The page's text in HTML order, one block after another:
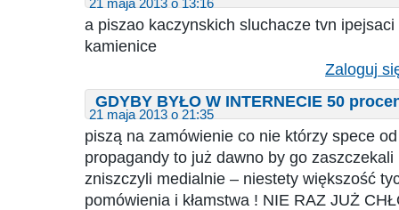
21 maja 2013 o 13:16
a piszao kaczynskich sluchacze tvn
kamienice
Zaloguj
GDYBY BYŁO W INTERNECIE 50
21 maja 2013 o 21:35
piszą na zamówienie co nie którzy spece
propagandy to już dawno by go zaszczekali
zniszczyli medialnie – niestety większość
pomówienia i kłamstwa ! NIE RAZ JUŻ